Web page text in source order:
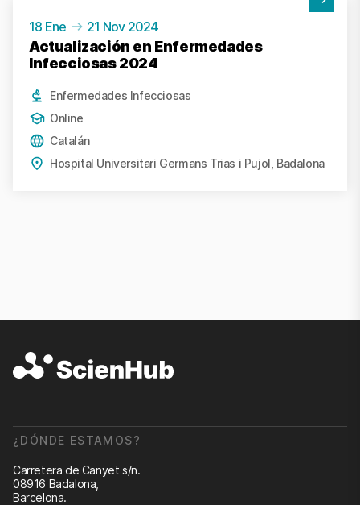
18 Ene 21 Nov 2024
Actualización en Enfermedades
Infecciosas 2024
Enfermedades Infecciosas
Online
Catalán
Hospital Universitari Germans Trias i Pujol, Badalona
¿DÓNDE ESTAMOS?
Carretera de Canyet s/n.
08916 Badalona,
Barcelona.